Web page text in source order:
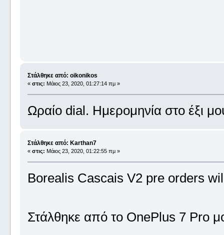
Στάλθηκε από: oikonikos
« στις: Μάιος 23, 2020, 01:27:14 πμ »
Ωραίο dial. Ημερομηνία στο έξι
Στάλθηκε από: Karthan7
« στις: Μάιος 23, 2020, 01:22:55 πμ »
Borealis Cascais V2 pre orders
Στάλθηκε από το OnePlus 7 Pro